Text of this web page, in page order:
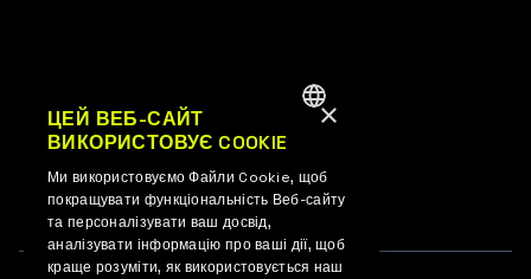
UKRAINIAN
×
ЦЕЙ ВЕБ-САЙТ
ВИКОРИСТОВУЄ COOKIE
Ми використовуємо Файли Cookie, щоб
покращувати функціональність Веб-сайту
та персоналізувати ваш досвід,
аналізувати інформацію про ваші дії, щоб
краще розуміти, як використовується наш